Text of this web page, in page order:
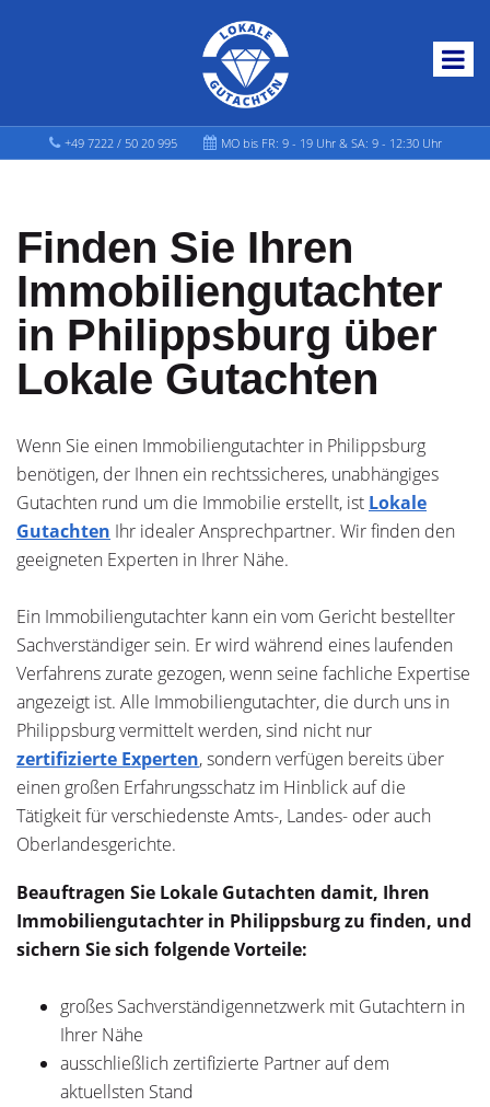
+49 7222 / 50 20 995 MO bis FR: 9 - 19 Uhr & SA: 9 - 12:30 Uhr
Finden Sie Ihren
Immobiliengutachter
in Philippsburg über
Lokale Gutachten
Wenn Sie einen Immobiliengutachter in Philippsburg
benötigen, der Ihnen ein rechtssicheres, unabhängiges
Gutachten rund um die Immobilie erstellt, ist Lokale
Gutachten Ihr idealer Ansprechpartner. Wir finden den
geeigneten Experten in Ihrer Nähe.
Ein Immobiliengutachter kann ein vom Gericht bestellter
Sachverständiger sein. Er wird während eines laufenden
Verfahrens zurate gezogen, wenn seine fachliche Expertise
angezeigt ist. Alle Immobiliengutachter, die durch uns in
Philippsburg vermittelt werden, sind nicht nur
zertifizierte Experten, sondern verfügen bereits über
einen großen Erfahrungsschatz im Hinblick auf die
Tätigkeit für verschiedenste Amts-, Landes- oder auch
Oberlandesgerichte.
Beauftragen Sie Lokale Gutachten damit, Ihren
Immobiliengutachter in Philippsburg zu finden, und
sichern Sie sich folgende Vorteile:
großes Sachverständigennetzwerk mit Gutachtern in
Ihrer Nähe
ausschließlich zertifizierte Partner auf dem
aktuellsten Stand